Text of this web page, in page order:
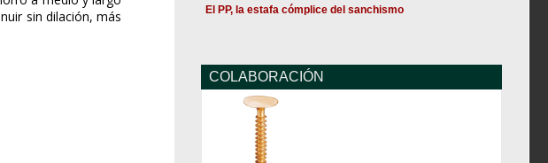
sin dilación, más
El PP, la estafa cómplice del sanchismo
COLABORACIÓN